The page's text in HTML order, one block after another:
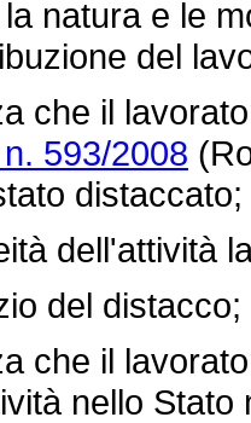
natura e le
del
il
593/2008
distaccato;
dell'attività
del distacco;
il
nello